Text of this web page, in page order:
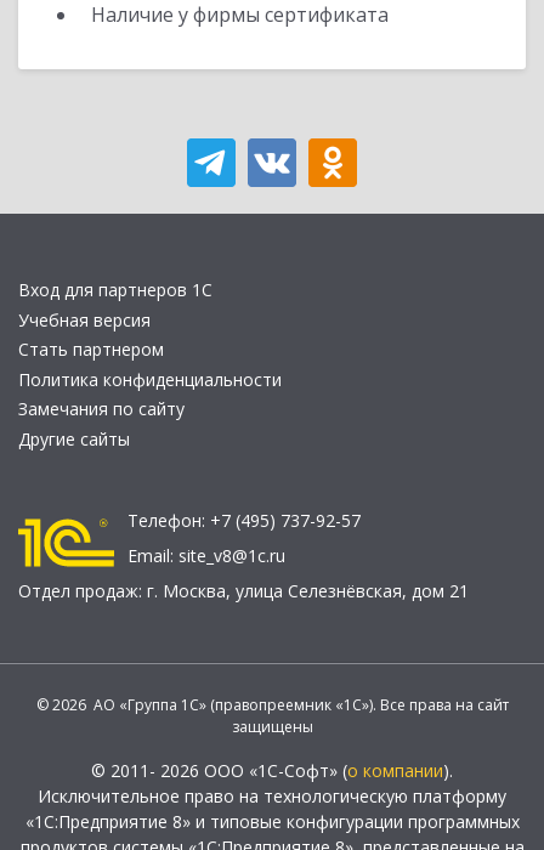
Наличие у фирмы сертификата
Вход для партнеров 1С
Учебная версия
Стать партнером
Политика конфиденциальности
Замечания по сайту
Другие сайты
Телефон: +7 (495) 737-92-57
Email: site_v8@1c.ru
Отдел продаж: г. Москва, улица Селезнёвская, дом 21
© 2026 АО «Группа 1С» (правопреемник «1С»). Все права на сайт
защищены
© 2011- 2026 ООО «1С-Софт» (о компании).
Исключительное право на технологическую платформу
«1С:Предприятие 8» и типовые конфигурации программных